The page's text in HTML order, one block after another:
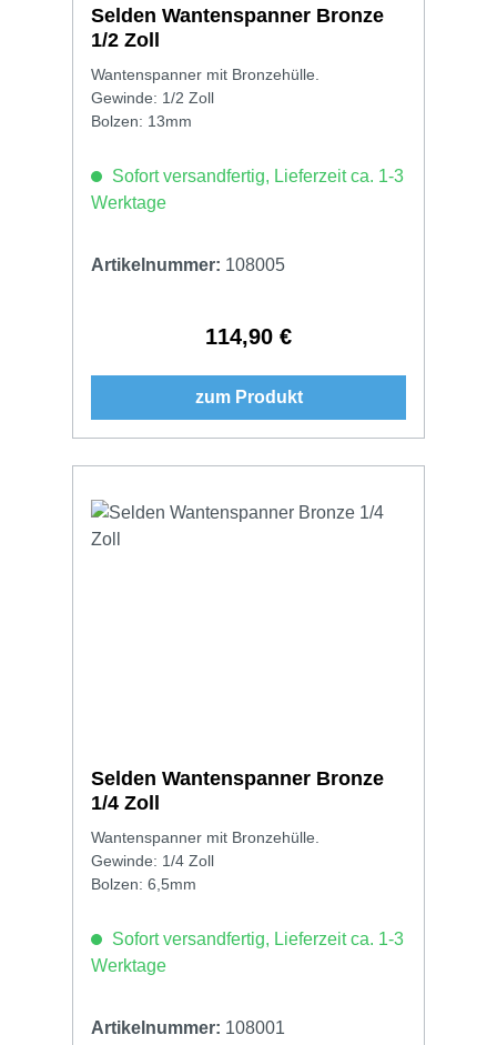
Durchschnittliche Bewertung von 5 von 5 Sternen
Selden Wantenspanner Bronze
1/2 Zoll
Wantenspanner mit Bronzehülle.
Gewinde: 1/2 Zoll
Bolzen: 13mm
Sofort versandfertig, Lieferzeit ca. 1-3
Werktage
Artikelnummer: 108005
Regulärer Preis:
114,90 €
zum Produkt
Selden Wantenspanner Bronze
1/4 Zoll
Wantenspanner mit Bronzehülle.
Gewinde: 1/4 Zoll
Bolzen: 6,5mm
Sofort versandfertig, Lieferzeit ca. 1-3
Werktage
Artikelnummer: 108001